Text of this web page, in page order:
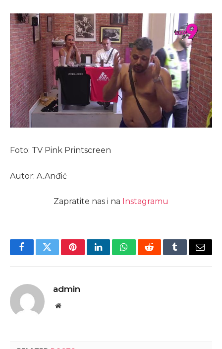
Foto: TV Pink Printscreen
Autor: A.Anđić
Zapratite nas i na Instagramu
FacebookTwitterPinterestLinkedInWhatsAppRedditTumblrEmail
admin
Website